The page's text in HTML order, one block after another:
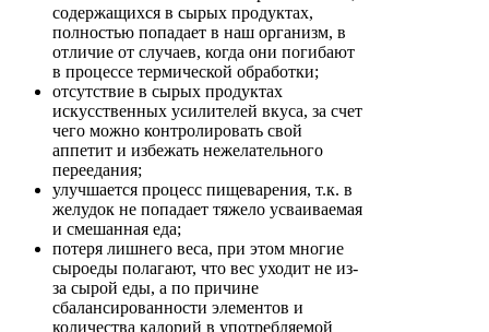
содержащихся в сырых продуктах,
полностью попадает в наш организм, в
отличие от случаев, когда они погибают
в процессе термической обработки;
отсутствие в сырых продуктах
искусственных усилителей вкуса, за счет
чего можно контролировать свой
аппетит и избежать нежелательного
переедания;
улучшается процесс пищеварения, т.к. в
желудок не попадает тяжело усваиваемая
и смешанная еда;
потеря лишнего веса, при этом многие
сыроеды полагают, что вес уходит не из-
за сырой еды, а по причине
сбалансированности элементов и
количества калорий в употребляемой